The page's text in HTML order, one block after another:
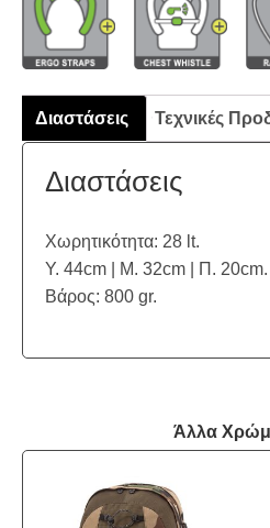
Διαστάσεις Τεχνικές
Διαστάσεις
Χωρητικότητα: 28 lt.
Υ. 44cm | Μ. 32cm | Π. 20cm.
Βάρος: 800 gr.
Άλλα